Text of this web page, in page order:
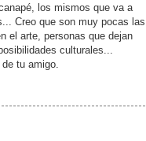
los mismos que va a
Creo que son muy pocas las
el arte, personas que dejan
culturales...
tu amigo.